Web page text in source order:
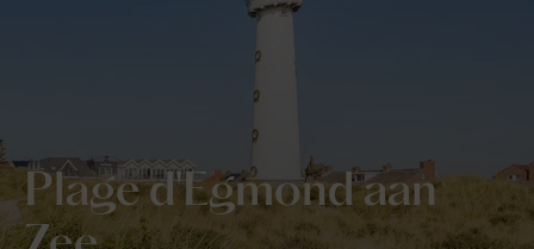
Plage d'Egmond aan